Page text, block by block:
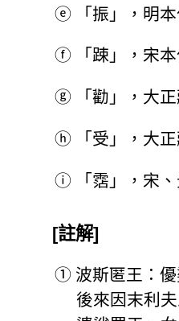
ⓔ 「振」，明
ⓕ 「踈」，宋
ⓖ 「勸」，大
ⓗ 「受」，大
ⓘ 「霑」，宋
[註解]
① 波斯匿王：
後來因末利